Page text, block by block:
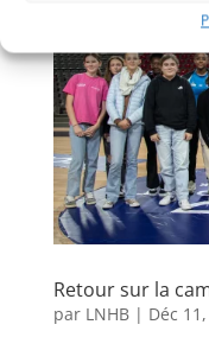
Retour sur la
par LNHB| Déc